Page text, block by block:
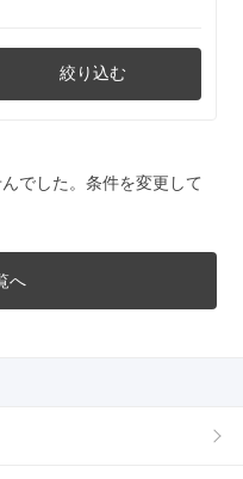
絞り込む
でした。条件を変更して
へ